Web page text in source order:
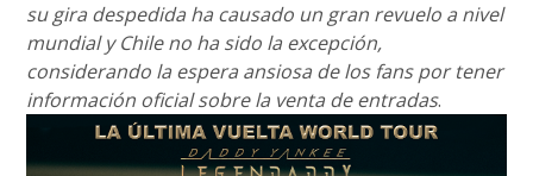
su gira despedida ha causado un gran revuelo a nivel
mundial y Chile no ha sido la excepción,
considerando la espera ansiosa de los fans por tener
información oficial sobre la venta de entradas.